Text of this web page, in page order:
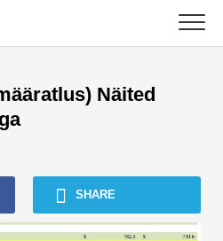
Näited
SHARE